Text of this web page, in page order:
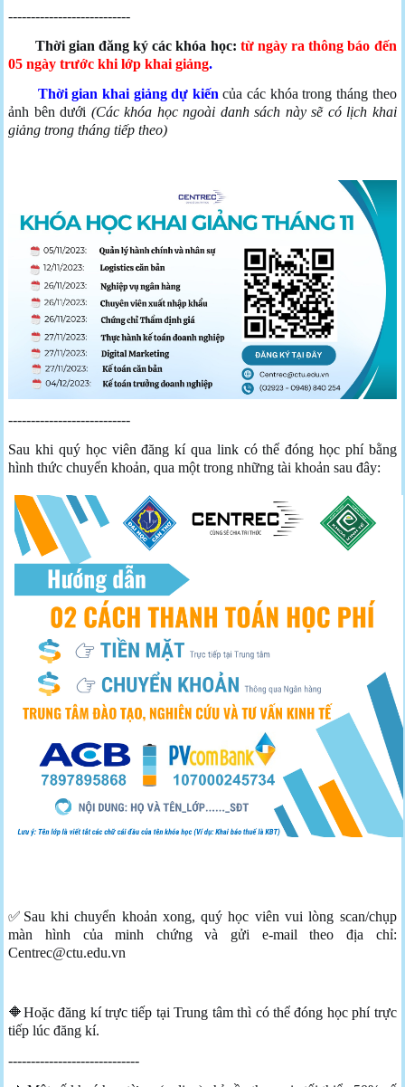
---------------------------
Thời gian đăng ký các khóa học: từ ngày ra thông báo đến
05 ngày trước khi lớp khai giảng.
Thời gian khai giảng dự kiến của các khóa trong tháng theo
ảnh bên dưới (Các khóa học ngoài danh sách này sẽ có lịch khai
giảng trong tháng tiếp theo)
---------------------------
Sau khi quý học viên đăng kí qua link có thể đóng học phí bằng
hình thức chuyển khoản, qua một trong những tài khoản sau đây:
✅Sau khi chuyển khoản xong, quý học viên vui lòng scan/chụp
màn hình của minh chứng và gửi e-mail theo địa chỉ:
Centrec@ctu.edu.vn
🔶Hoặc đăng kí trực tiếp tại Trung tâm thì có thể đóng học phí trực
tiếp lúc đăng kí.
-----------------------------